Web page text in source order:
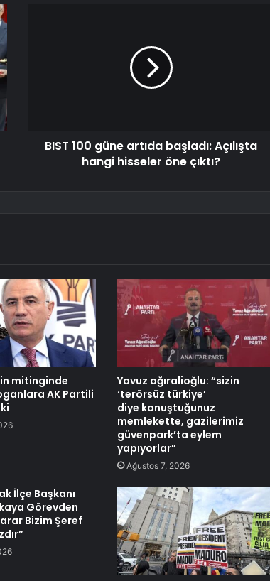
BIST 100 güne artıda başladı: Açılışta
hangi hisseler öne çıktı?
mitinginde
AK Partili
Yavuz ağıralioğlu: “sizin
‘terörsüz türkiye’
diye konuştuğunuz
memlekette, gazilerimiz
güvenpark’ta eylem
yapıyorlar”
Ağustos 7, 2026
İlçe Başkanı
Görevden
Bizim Şeref